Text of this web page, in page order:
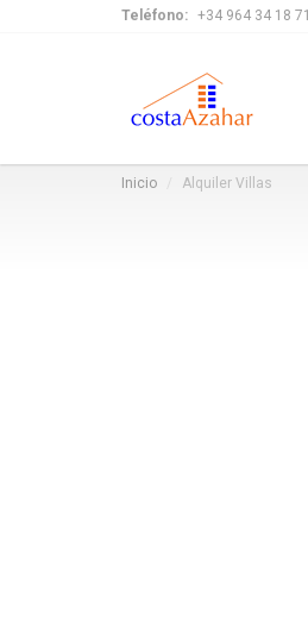
Teléfono: +34 964 34 18 71
Inicio Alquiler Villas